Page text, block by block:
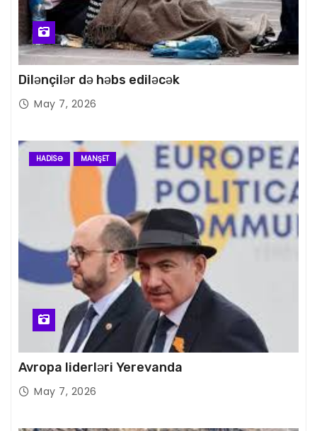
Dilənçilər də həbs ediləcək
May 7, 2026
HADISƏ MANŞET
Avropa liderləri Yerevanda
May 7, 2026